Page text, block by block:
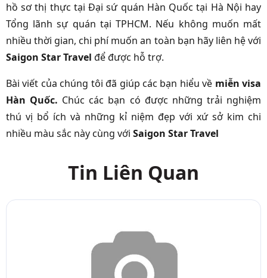
hồ sơ thị thực tại Đại sứ quán Hàn Quốc tại Hà Nội hay
Tổng lãnh sự quán tại TPHCM. Nếu không muốn mất
nhiều thời gian, chi phí muốn an toàn bạn hãy liên hệ với
Saigon Star Travel để được hỗ trợ.
Bài viết của chúng tôi đã giúp các bạn hiểu về miễn visa
Hàn Quốc. Chúc các bạn có được những trải nghiệm
thú vị bổ ích và những kỉ niệm đẹp với xứ sở kim chi
nhiều màu sắc này cùng với Saigon Star Travel
Tin Liên Quan